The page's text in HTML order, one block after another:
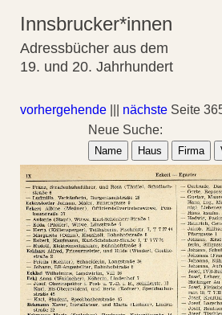
Innsbrucker*innen
Adressbücher aus dem
19. und 20. Jahrhundert
vorhergehende nächste Seite
Neue Suche:
Name Haus Firma